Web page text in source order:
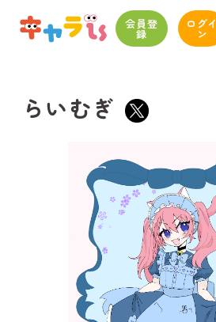
会員登
録
ログイ
ン
らいむぎ